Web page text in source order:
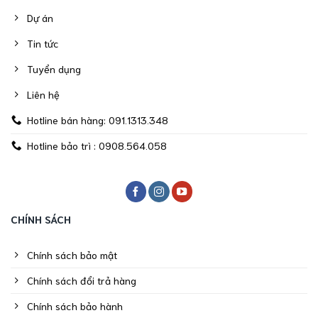
Dự án
Tin tức
Tuyển dụng
Liên hệ
Hotline bán hàng: 091.1313.348
Hotline bảo trì : 0908.564.058
CHÍNH SÁCH
Chính sách bảo mật
Chính sách đổi trả hàng
Chính sách bảo hành